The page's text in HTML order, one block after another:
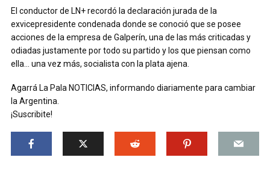
El conductor de LN+ recordó la declaración jurada de la
exvicepresidente condenada donde se conoció que se posee
acciones de la empresa de Galperín, una de las más criticadas y
odiadas justamente por todo su partido y los que piensan como
ella… una vez más, socialista con la plata ajena.
Agarrá La Pala NOTICIAS, informando diariamente para cambiar
la Argentina.
¡Suscribite!